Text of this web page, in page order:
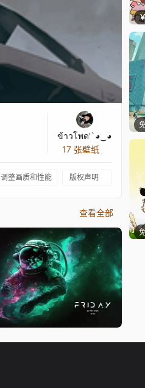
ข้าวโพด'`◕‿◕
17 张壁纸
调整画质和性能 版权声明
查看全部